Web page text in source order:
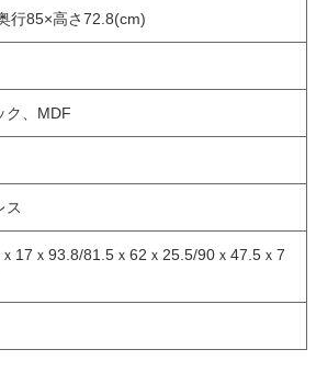
行85×高さ72.8(cm)
ク、MDF
ス
17ｘ93.8/81.5ｘ62ｘ25.5/90ｘ47.5ｘ7